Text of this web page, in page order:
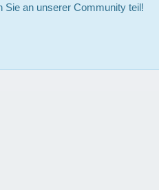
Sie an unserer Community teil!